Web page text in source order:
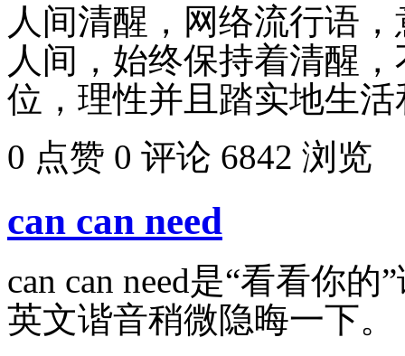
人间清醒，网络流行语
人间，始终保持着清醒
位，理性并且踏实地生
0 点赞 0 评论 6842 浏览
can can need
can can need是“看看你
英文谐音稍微隐晦一下。